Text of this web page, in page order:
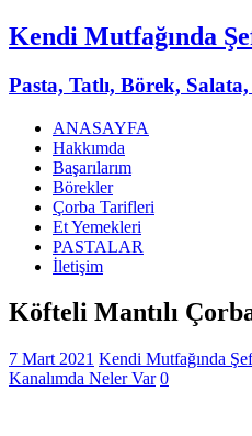
Kendi Mutfağında
Pasta, Tatlı, Börek,
ANASAYFA
Hakkımda
Başarılarım
Börekler
Çorba Tarifleri
Et Yemekleri
PASTALAR
İletişim
Köfteli Mantılı
7 Mart 2021 Kendi Mutfağında Şef
Kanalımda Neler Var 0